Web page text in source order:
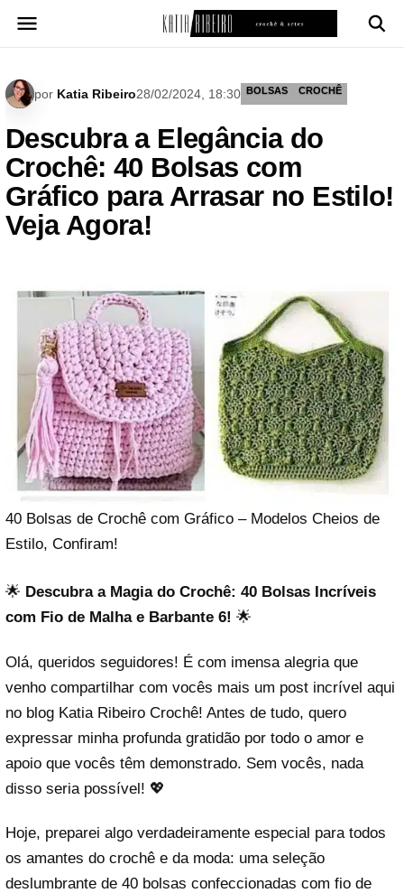
para
por Katia Ribeiro28/02/2024, 18:30 BOLSAS CROCHÊ
Descubra a Elegância do
Crochê: 40 Bolsas com
Gráfico para Arrasar no Estilo!
Veja Agora!
40 Bolsas de Crochê com Gráfico – Modelos Cheios de
Estilo, Confiram!
🌟 Descubra a Magia do Crochê: 40 Bolsas Incríveis
com Fio de Malha e Barbante 6! 🌟
Olá, queridos seguidores! É com imensa alegria que
venho compartilhar com vocês mais um post incrível aqui
no blog Katia Ribeiro Crochê! Antes de tudo, quero
expressar minha profunda gratidão por todo o amor e
apoio que vocês têm demonstrado. Sem vocês, nada
disso seria possível! 💖
Hoje, preparei algo verdadeiramente especial para todos
os amantes do crochê e da moda: uma seleção
deslumbrante de 40 bolsas confeccionadas com fio de